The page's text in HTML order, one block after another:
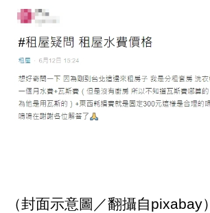
（封面示意圖／翻攝自pixabay）